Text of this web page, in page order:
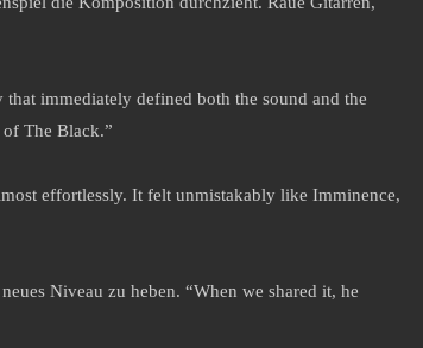
immediately defined both the sound and the
The Black.”
effortlessly. It felt unmistakably like Imminence,
Niveau zu heben. “When we shared it, he